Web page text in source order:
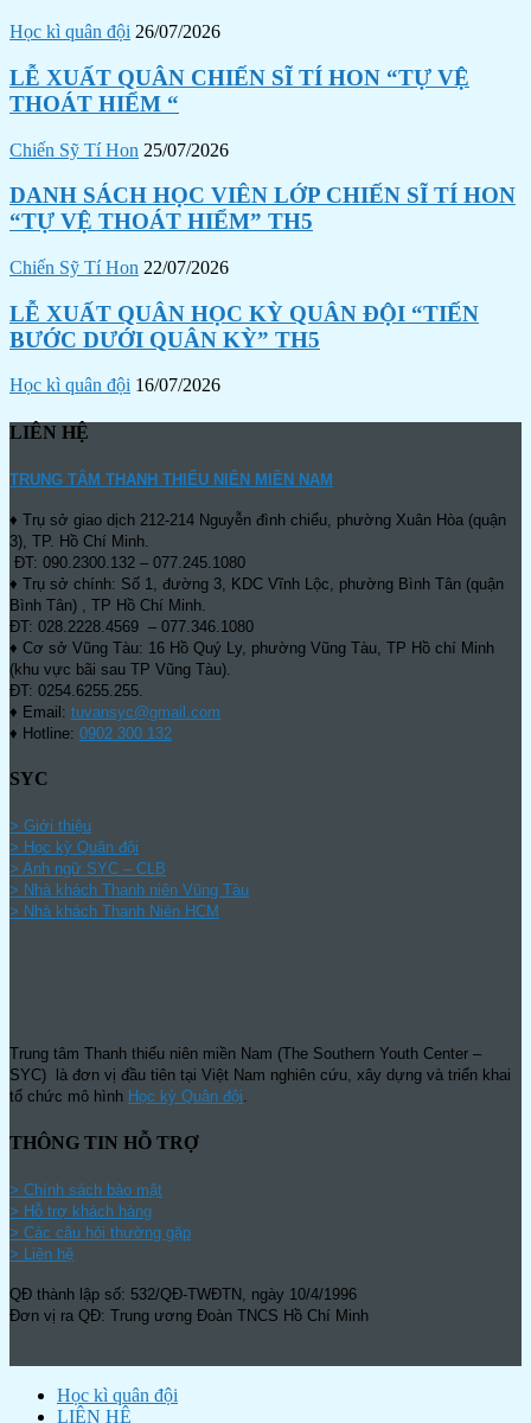
Học kì quân đội 26/07/2026
LỄ XUẤT QUÂN CHIẾN SĨ TÍ HON “TỰ VỆ
THOÁT HIỂM “
Chiến Sỹ Tí Hon 25/07/2026
DANH SÁCH HỌC VIÊN LỚP CHIẾN SĨ TÍ HON
“TỰ VỆ THOÁT HIỂM” TH5
Chiến Sỹ Tí Hon 22/07/2026
LỄ XUẤT QUÂN HỌC KỲ QUÂN ĐỘI “TIẾN
BƯỚC DƯỚI QUÂN KỲ” TH5
Học kì quân đội 16/07/2026
LIÊN HỆ
TRUNG TÂM THANH THIẾU NIÊN MIỀN NAM
♦ Trụ sở giao dịch 212-214 Nguyễn đình chiểu, phường Xuân Hòa (quận
3), TP. Hồ Chí Minh.
ĐT: 090.2300.132 – 077.245.1080
♦ Trụ sở chính: Số 1, đường 3, KDC Vĩnh Lộc, phường Bình Tân (quận
Bình Tân) , TP Hồ Chí Minh.
ĐT: 028.2228.4569 – 077.346.1080
♦ Cơ sở Vũng Tàu: 16 Hồ Quý Ly, phường Vũng Tàu, TP Hồ chí Minh
(khu vực bãi sau TP Vũng Tàu).
ĐT: 0254.6255.255.
♦ Email: tuvansyc@gmail.com
♦ Hotline: 0902 300 132
SYC
> Giới thiệu
> Học kỳ Quân đội
> Anh ngữ SYC – CLB
> Nhà khách Thanh niên Vũng Tàu
> Nhà khách Thanh Niên HCM
Trung tâm Thanh thiếu niên miền Nam (The Southern Youth Center –
SYC) là đơn vị đầu tiên tại Việt Nam nghiên cứu, xây dựng và triển khai
tổ chức mô hình Học kỳ Quân đội.
THÔNG TIN HỖ TRỢ
> Chính sách bảo mật
> Hỗ trợ khách hàng
> Các câu hỏi thường gặp
> Liên hệ
QĐ thành lập số: 532/QĐ-TWĐTN, ngày 10/4/1996
Đơn vị ra QĐ: Trung ương Đoàn TNCS Hồ Chí Minh
Học kì quân đội
LIÊN HỆ